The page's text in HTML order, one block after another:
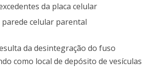
da placa celular
parede celular parental
da desintegração do fuso
como local de depósito de vesículas